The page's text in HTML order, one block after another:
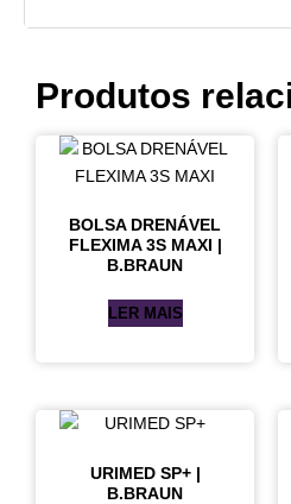
Produtos
BOLSA DRENÁVEL
FLEXIMA 3S MAXI |
B.BRAUN
LER MAIS
URIMED SP+ |
B.BRAUN